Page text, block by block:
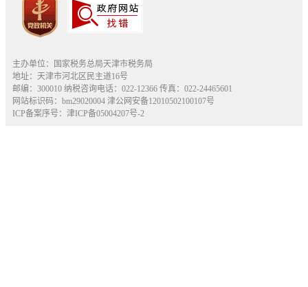
主办单位：国家税务总局天津市税务局
地址：天津市河北区民主道16号
邮编：300010 纳税咨询电话：022-12366 传真：022-24465601
网站标识码：bm29020004 津公网安备12010502100107号
ICP备案序号：津ICP备05004207号-2